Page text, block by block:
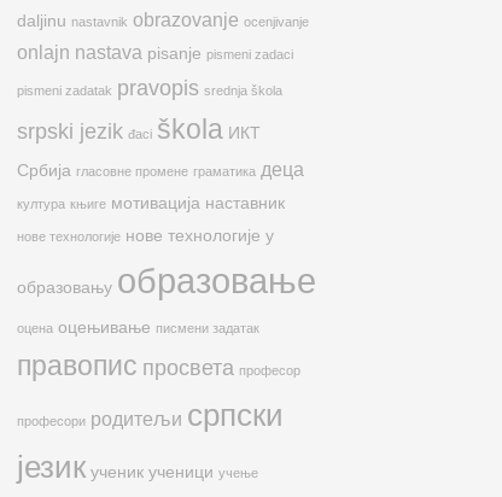
daljinu nastavnik obrazovanje ocenjivanje
onlajn nastava pisanje pismeni zadaci
pismeni zadatak pravopis srednja škola
srpski jezik đaci škola ИКТ
Србија гласовне промене граматика деца
култура књиге мотивација наставник
нове технологије нове технологије у
образовању образовање
оцена оцењивање писмени задатак
правопис просвета професор
професори родитељи српски
језик ученик ученици учење